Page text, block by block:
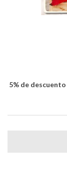
5% de descuento